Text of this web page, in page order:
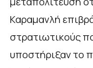
Καραμανλή
στρατιωτικούς
υποστήριξαν το